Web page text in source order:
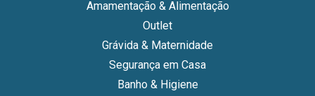
Amamentação & Alimentação
Outlet
Grávida & Maternidade
Segurança em Casa
Banho & Higiene